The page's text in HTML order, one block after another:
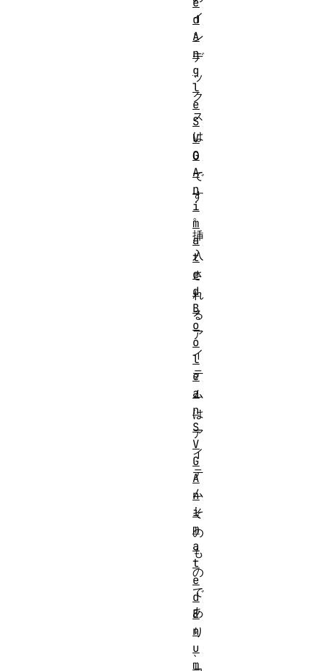
イ
ン
デ
ッ
ク
ス
は
0
で
す
。
挿
入
さ
れ
る
ア
イ
テ
ム
は
ア
イ
テ
ム
そ
の
も
の
で
あ
り
、
d
A
n
g
l
e
S
V
G
A
n
i
m
a
t
e
d
B
o
o
l
e
a
n
S
V
G
A
n
i
m
a
t
e
d
E
n
u
m